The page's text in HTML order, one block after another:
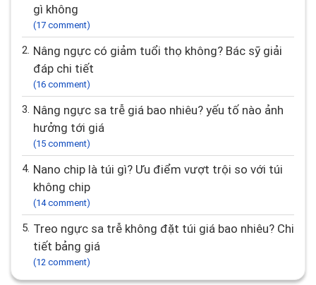
gì không
(17 comment)
2. Nâng ngực có giảm tuổi thọ không? Bác sỹ giải
đáp chi tiết
(16 comment)
3. Nâng ngực sa trễ giá bao nhiêu? yếu tố nào ảnh
hưởng tới giá
(15 comment)
4. Nano chip là túi gì? Ưu điểm vượt trội so với túi
không chip
(14 comment)
5. Treo ngực sa trễ không đặt túi giá bao nhiêu? Chi
tiết bảng giá
(12 comment)